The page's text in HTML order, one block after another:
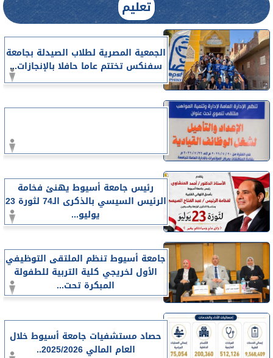
تعليم
الجمعية المصرية لطلاب الصيدلة بجامعة
سفنكس تختتم عاما حافلا بالإنجازات...
رئيس جامعة أسيوط يهنئ فخامة
الرئيس السيسي بالذكرى الـ74 لثورة 23
يوليو...
جامعة أسيوط تنظم الملتقى التوظيفي
الأول لخريجي كلية التربية للطفولة
المبكرة تحت...
حصاد مستشفيات جامعة أسيوط خلال
العام المالي 2025/2026..